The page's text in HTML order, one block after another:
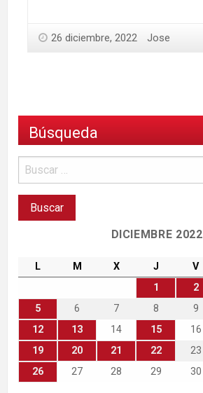
26 diciembre, 2022 Jose
Búsqueda
DICIEMBRE 2022
L M X J V
1
2
5
6 7 8 9
12
13 14 15 16
19
20 21 22 23
26
27 28 29 30